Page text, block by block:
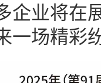
企业将在
一场精彩